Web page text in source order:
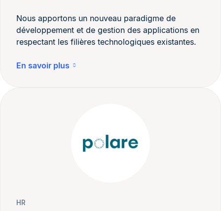
Nous apportons un nouveau paradigme de
développement et de gestion des applications en
respectant les filières technologiques existantes.
En savoir plus
HR